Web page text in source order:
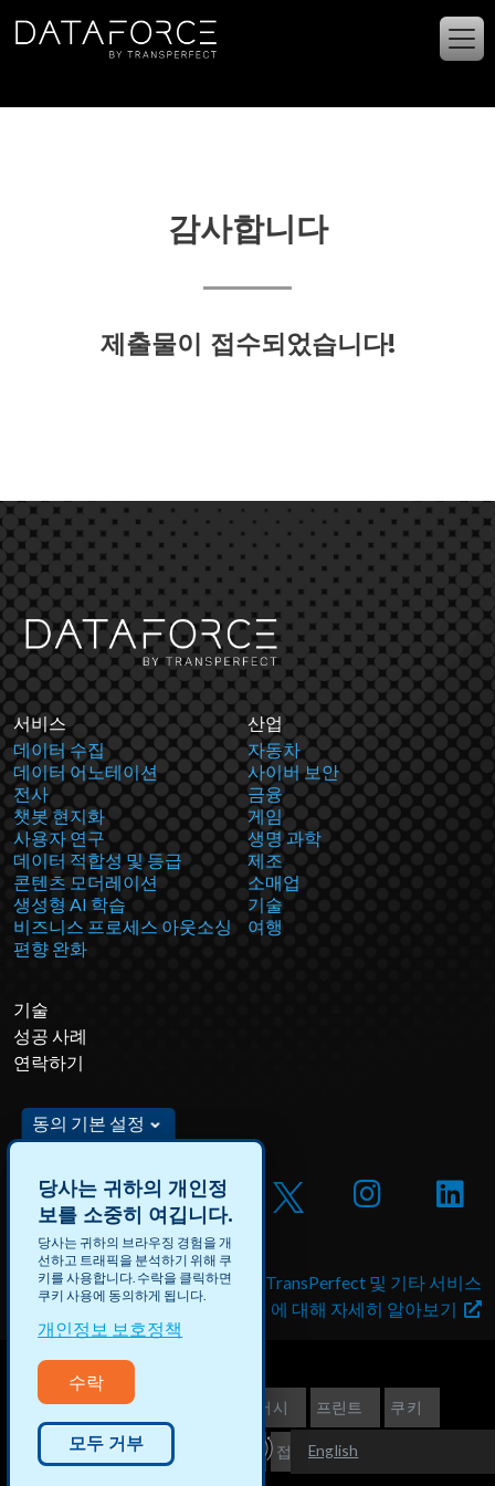
감사합니다
제출물이 접수되었습니다!
서비스
데이터 수집
데이터 어노테이션
전사
챗봇 현지화
사용자 연구
데이터 적합성 및 등급
콘텐츠 모더레이션
생성형 AI 학습
비즈니스 프로세스 아웃소싱
편향 완화
산업
자동차
사이버 보안
금융
게임
생명 과학
제조
소매업
기술
여행
기술
성공 사례
연락하기
DataForce 채용 및 유급 프로
젝트에 지원하기
TransPerfect 및 기타 서비스
에 대해 자세히 알아보기
©2026 TransPerfect 프라이버시 프린트 쿠키
개인정보보호 신청 접근성English
동의 기본 설정
당사는 귀하의 개인정
보를 소중히 여깁니다.
당사는 귀하의 브라우징 경험을 개
선하고 트래픽을 분석하기 위해 쿠
키를 사용합니다. 수락을 클릭하면
쿠키 사용에 동의하게 됩니다.
개인정보 보호정책
수락
모두 거부